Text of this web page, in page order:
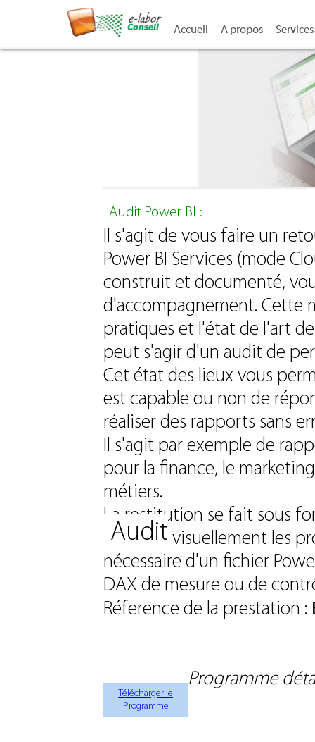
Accueil A propos Services
Audit
Audit Power BI :
Il s'agit de vous faire un
Power BI Services (mode
construit et documenté,
d'accompagnement. Cette
pratiques et l'état de l'art
peut s'agir d'un audit de
Cet état des lieux vous
est capable ou non de
réaliser des rapports sans
Il s'agit par exemple de
pour la finance, le
métiers.
La restitution se fait sous
explique visuellement les
nécessaire d'un fichier
DAX de mesure ou de
Réference de la prestation :
Programme
Télécharger le
Programme